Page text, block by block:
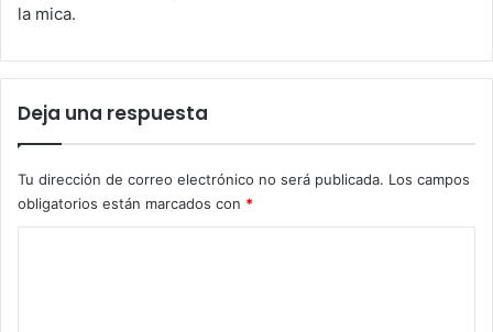
la mica.
Deja una respuesta
Tu dirección de correo electrónico no será publicada. Los campos
obligatorios están marcados con *